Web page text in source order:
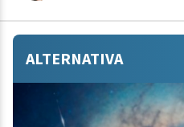
ALTERNATIVA